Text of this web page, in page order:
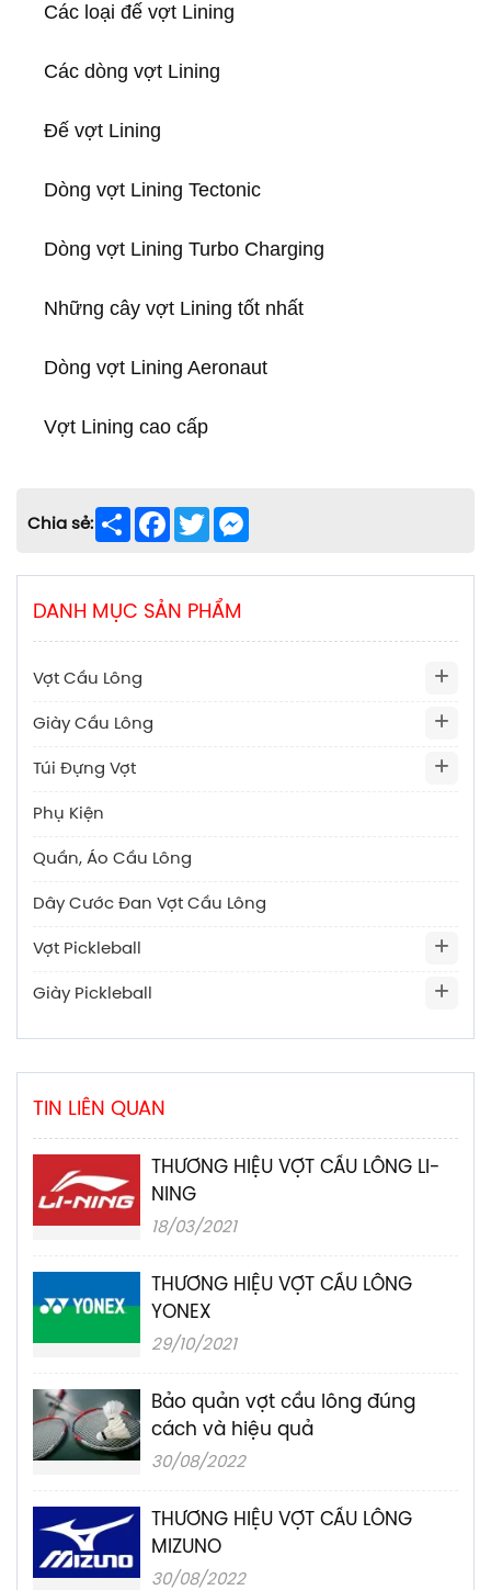
Các loại đế vợt Lining
Các dòng vợt Lining
Đế vợt Lining
Dòng vợt Lining Tectonic
Dòng vợt Lining Turbo Charging
Những cây vợt Lining tốt nhất
Dòng vợt Lining Aeronaut
Vợt Lining cao cấp
Chia sẻ: ShareFacebook
Twitter
DANH MỤC SẢN PHẨM
Vợt Cầu Lông
Giày Cầu Lông
Túi Đựng Vợt
Phụ Kiện
Quần, Áo Cầu Lông
Dây Cước Đan Vợt Cầu Lông
Vợt Pickleball
Giày Pickleball
TIN LIÊN QUAN
THƯƠNG HIỆU VỢT CẦU LÔNG LI-
NING
18/03/2021
THƯƠNG HIỆU VỢT CẦU LÔNG
YONEX
29/10/2021
Bảo quản vợt cầu lông đúng
cách và hiệu quả
30/08/2022
THƯƠNG HIỆU VỢT CẦU LÔNG
MIZUNO
30/08/2022